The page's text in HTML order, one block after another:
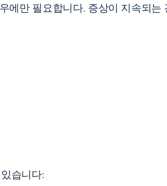
에만 필요합니다. 증상이 지속되
습니다: